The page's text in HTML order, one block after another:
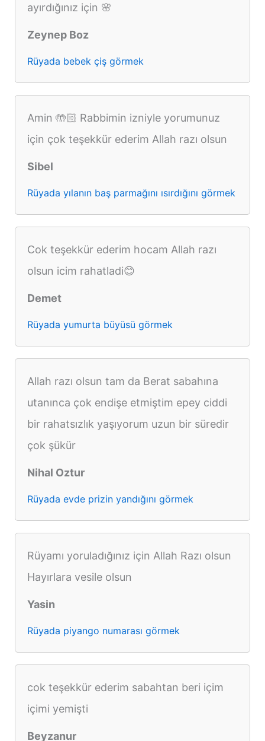
ayırdığınız için 🌸
Zeynep Boz
Rüyada bebek çiş görmek
Amin 🤲🏻 Rabbimin izniyle yorumunuz
için çok teşekkür ederim Allah razı olsun
Sibel
Rüyada yılanın baş parmağını ısırdığını görmek
Cok teşekkür ederim hocam Allah razı
olsun icim rahatladi😊
Demet
Rüyada yumurta büyüsü görmek
Allah razı olsun tam da Berat sabahına
utanınca çok endişe etmiştim epey ciddi
bir rahatsızlık yaşıyorum uzun bir süredir
çok şükür
Nihal Oztur
Rüyada evde prizin yandığını görmek
Rüyamı yoruladığınız için Allah Razı olsun
Hayırlara vesile olsun
Yasin
Rüyada piyango numarası görmek
cok teşekkür ederim sabahtan beri içim
içimi yemişti
Beyzanur